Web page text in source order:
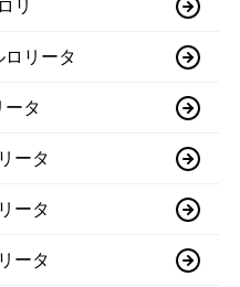
リ
ロリータ
ータ
ータ
ータ
ータ